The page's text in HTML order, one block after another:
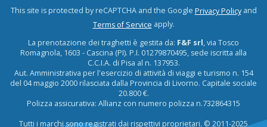
This site is protected by reCAPTCHA and the Google Privacy Policyand
Terms of Service apply.
La prenotazione dei traghetti è gestita da: F&F srl, via Tosco
Romagnola, 1603 - Cascina (PI). P.I. 01279870495, sede iscritta alla
C.C.I.A. di Pisa al n. 137953.
Aut. Amministrativa per l'esercizio di attività di viaggi e turismo n. 154
del 04 maggio 2000 rilasciata dalla Provincia di Livorno. Capitale sociale
20.800 €.
Polizza assicurativa: Allianz con numero polizza n.732864315
Tutti i marchi sono registrati dai rispettivi proprietari. © 2011-2025